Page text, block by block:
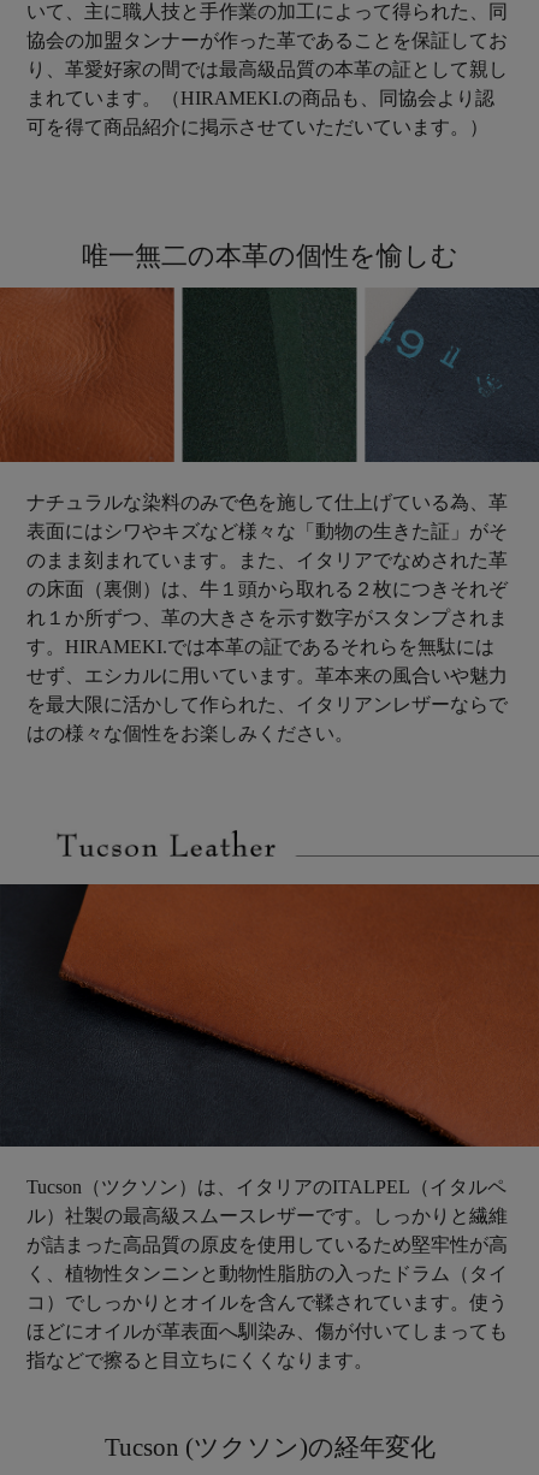
いて、主に職人技と手作業の加工によって得られた、同
協会の加盟タンナーが作った革であることを保証してお
り、革愛好家の間では最高級品質の本革の証として親し
まれています。（HIRAMEKI.の商品も、同協会より認
可を得て商品紹介に掲示させていただいています。）
唯一無二の本革の個性を愉しむ
ナチュラルな染料のみで色を施して仕上げている為、革
表面にはシワやキズなど様々な「動物の生きた証」がそ
のまま刻まれています。また、イタリアでなめされた革
の床面（裏側）は、牛１頭から取れる２枚につきそれぞ
れ１か所ずつ、革の大きさを示す数字がスタンプされま
す。HIRAMEKI.では本革の証であるそれらを無駄には
せず、エシカルに用いています。革本来の風合いや魅力
を最大限に活かして作られた、イタリアンレザーならで
はの様々な個性をお楽しみください。
Tucson（ツクソン）は、イタリアのITALPEL（イタルペ
ル）社製の最高級スムースレザーです。しっかりと繊維
が詰まった高品質の原皮を使用しているため堅牢性が高
く、植物性タンニンと動物性脂肪の入ったドラム（タイ
コ）でしっかりとオイルを含んで鞣されています。使う
ほどにオイルが革表面へ馴染み、傷が付いてしまっても
指などで擦ると目立ちにくくなります。
Tucson (ツクソン)の経年変化